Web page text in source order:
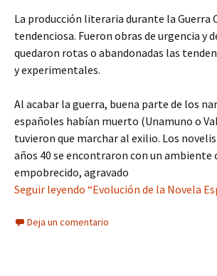
La producción literaria durante la Guerra
tendenciosa. Fueron obras de urgencia y
quedaron rotas o abandonadas las
y experimentales.
Al acabar la guerra, buena parte de los
españoles habían muerto (Unamuno o
tuvieron que marchar al exilio. Los
años 40 se encontraron con un ambiente
empobrecido, agravado
Seguir leyendo “Evolución de la Novela
Deja un comentario